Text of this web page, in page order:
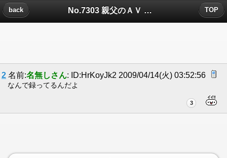
No.7303 親父のＡＶ についたコメント
back TOP
2 名前:名無しさん: ID:HrKoyJk2 2009/04/14(火) 03:52:56
なんで録ってるんだよ
3